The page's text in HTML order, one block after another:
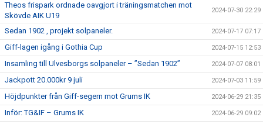
Theos frispark ordnade oavgjort i träningsmatchen mot
Skövde AIK U19
2024-07-30 22:29
Sedan 1902 , projekt solpaneler. 2024-07-17 07:17
Giff-lagen igång i Gothia Cup 2024-07-15 12:53
Insamling till Ulvesborgs solpaneler – ”Sedan 1902” 2024-07-07 08:01
Jackpott 20.000kr 9 juli 2024-07-03 11:59
Höjdpunkter från Giff-segern mot Grums IK 2024-06-29 21:35
Inför: TG&IF – Grums IK 2024-06-29 09:02